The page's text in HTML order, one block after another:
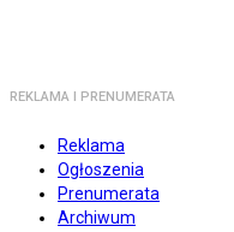
REKLAMA I PRENUMERATA
Reklama
Ogłoszenia
Prenumerata
Archiwum